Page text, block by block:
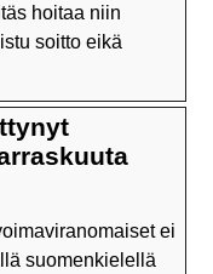
hoitaa niin
soitto eikä
ei
suomenkielellä